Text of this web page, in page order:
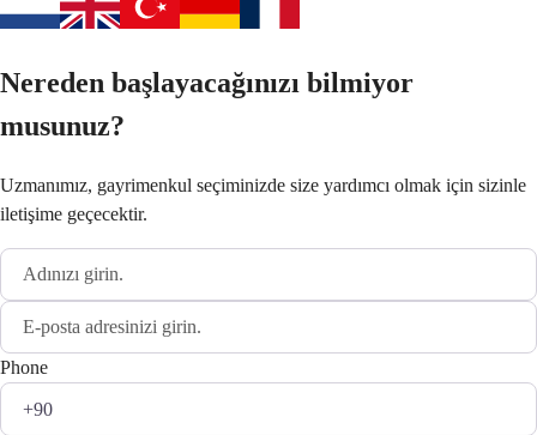
Nereden başlayacağınızı bilmiyor
musunuz?
Uzmanımız, gayrimenkul seçiminizde size yardımcı olmak için sizinle
iletişime geçecektir.
Phone